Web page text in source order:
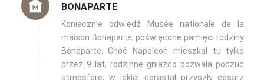
BONAPARTE
Koniecznie odwiedź Musée nationale de la
maison Bonaparte, poświęcone pamięci rodziny
Bonaparte. Choć Napoleon mieszkał tu tylko
przez 9 lat, rodzinne gniazdo pozwala poczuć
atmosferę, w jakiej dorastał przyszły cesarz